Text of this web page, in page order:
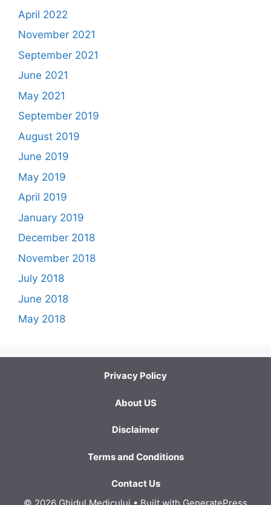
April 2022
November 2021
September 2021
June 2021
May 2021
September 2019
August 2019
June 2019
May 2019
April 2019
January 2019
December 2018
November 2018
July 2018
June 2018
May 2018
Privacy Policy
About US
Disclaimer
Terms and Conditions
Contact Us